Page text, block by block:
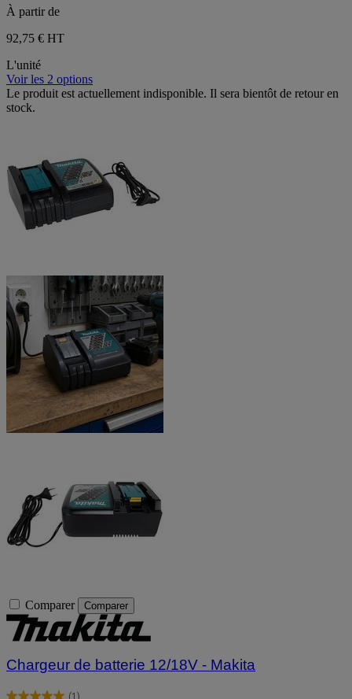
À partir de
92,75 € HT
L'unité
Voir les 2 options
Le produit est actuellement indisponible. Il sera bientôt de retour en
stock.
Comparer Comparer
Chargeur de batterie 12/18V - Makita
(1)